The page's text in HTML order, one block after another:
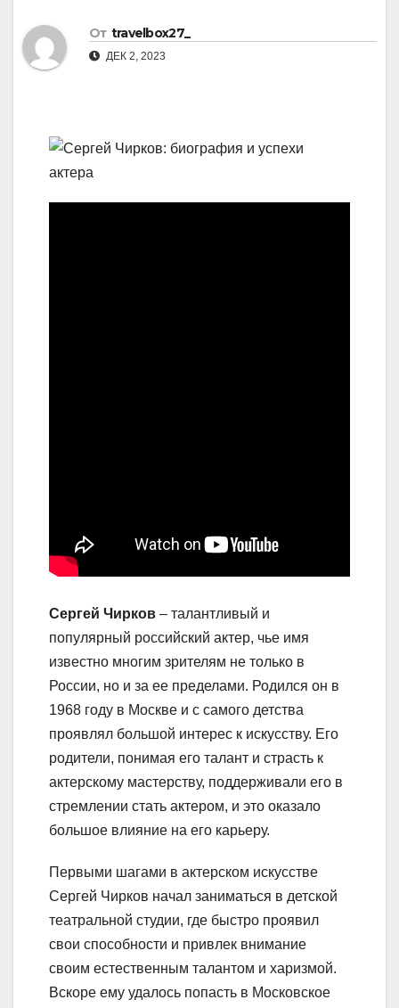
От travelbox27_
ДЕК 2, 2023
Сергей Чирков – талантливый и
популярный российский актер, чье имя
известно многим зрителям не только в
России, но и за ее пределами. Родился он в
1968 году в Москве и с самого детства
проявлял большой интерес к искусству. Его
родители, понимая его талант и страсть к
актерскому мастерству, поддерживали его в
стремлении стать актером, и это оказало
большое влияние на его карьеру.
Первыми шагами в актерском искусстве
Сергей Чирков начал заниматься в детской
театральной студии, где быстро проявил
свои способности и привлек внимание
своим естественным талантом и харизмой.
Вскоре ему удалось попасть в Московское